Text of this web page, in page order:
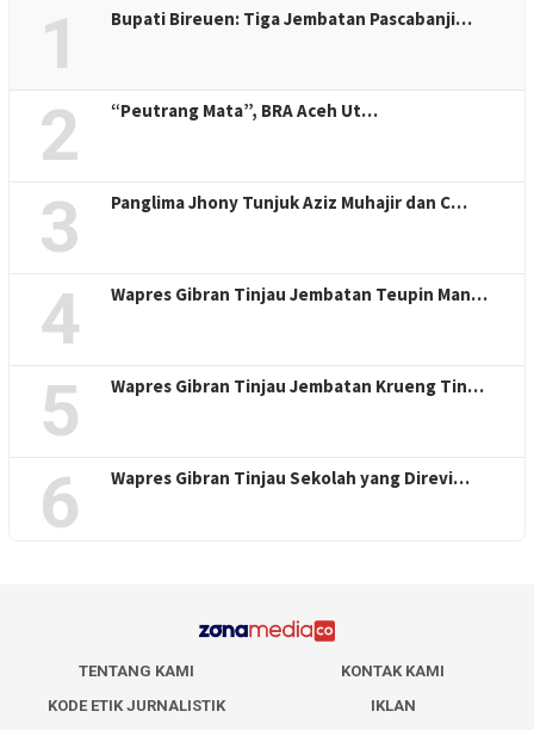
1 Bupati Bireuen: Tiga Jembatan Pascabanji…
2 “Peutrang Mata”, BRA Aceh Ut…
3 Panglima Jhony Tunjuk Aziz Muhajir dan C…
4 Wapres Gibran Tinjau Jembatan Teupin Man…
5 Wapres Gibran Tinjau Jembatan Krueng Tin…
6 Wapres Gibran Tinjau Sekolah yang Direvi…
TENTANG KAMI
KONTAK KAMI
KODE ETIK JURNALISTIK
IKLAN